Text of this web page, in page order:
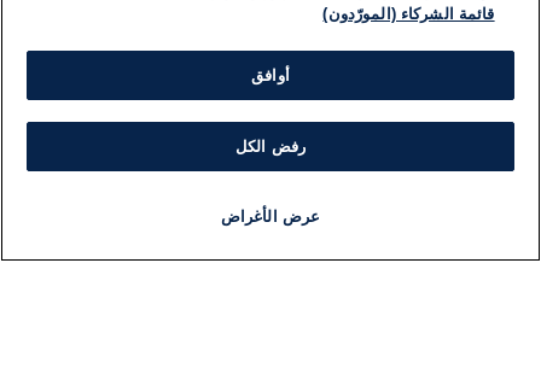
قائمة الشركاء (المورّدون)
أوافق
رفض الكل
عرض الأغراض